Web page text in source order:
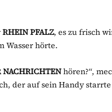
RHEIN PFALZ, es zu frisch
Wasser hörte.
NACHRICHTENhören?“,
der auf sein Handy